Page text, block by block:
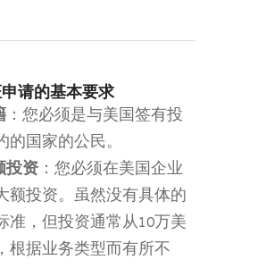
请的基本要求
：您必须是与美国签有投
的国家的公民。
资 ：您必须在美国企业
额投资。虽然没有具体的
准，但投资通常从10万美
根据业务类型而有所不